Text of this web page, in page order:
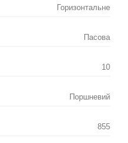
Горизонтальне
Пасова
10
Поршневий
855